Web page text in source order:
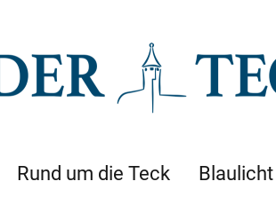
Rund um die Teck Blaulicht